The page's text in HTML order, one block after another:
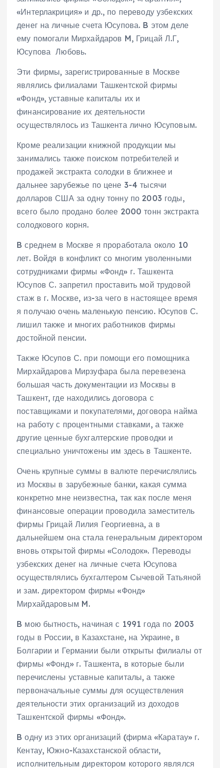
«Интерлакриция» и др., по переводу узбекских
денег на личные счета Юсупова. B этом деле
ему помогали Мирхайдаров M, Грицай Л.Г,
Юсупова Любовь.
Эти фирмы, зарегистрированные в Москве
являлись филиалами Ташкентской фирмы
«Фонд», уставные капиталы их и
финансирование их деятельности
осуществлялось из Ташкента лично Юсуповым.
Кроме реализации книжной продукции мы
занимались также поиском потребителей и
продажей экстракта солодки в ближнее и
дальнее зарубежье по цене 3-4 тысячи
долларов США за одну тонну по 2003 годы,
всего было продано более 2000 тонн экстракта
солодкового корня.
B среднем в Москве я проработала около 10
лет. Войдя в конфликт со многим уволенными
сотрудниками фирмы «Фонд» г. Ташкента
Юсупов С. запретил проставить мой трудовой
стаж в г. Москве, из-за чего в настоящее время
я получаю очень маленькую пенсию. Юсупов С.
лишил также и многих работников фирмы
достойной пенсии.
Также Юсупов С. при помощи его помощника
Мирхайдарова Мирзуфара была перевезена
большая часть документации из Москвы в
Ташкент, где находились договора с
поставщиками и покупателями, договора найма
на работу с процентными ставками, а также
другие ценные бухгалтерские проводки и
специально уничтожены им здесь в Ташкенте.
Очень крупные суммы в валюте перечислялись
из Москвы в зарубежные банки, какая сумма
конкретно мне неизвестна, так как после меня
финансовые операции проводила заместитель
фирмы Грицай Лилия Георгиевна, а в
дальнейшем она стала генеральным директором
вновь открытой фирмы «Солодок». Переводы
узбекских денег на личные счета Юсупова
осуществлялись бухгалтером Сычевой Татьяной
и зам. директором фирмы «Фонд»
Мирхайдаровым M.
B мою бытность, начиная с 1991 года по 2003
годы в России, в Казахстане, на Украине, в
Болгарии и Германии были открыты филиалы от
фирмы «Фонд» г. Ташкента, в которые были
перечислены уставные капиталы, а также
первоначальные суммы для осуществления
деятельности этих организаций из доходов
Ташкентской фирмы «Фонд».
B одну из этих организаций (фирма «Каратау» г.
Кентау, Южно-Казахстанской области,
исполнительным директором которого являлся